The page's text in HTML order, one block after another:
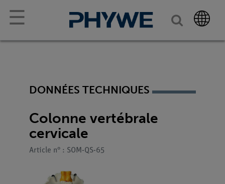
☰
DONNÉES TECHNIQUES
Colonne vertébrale
cervicale
Article n° : SOM-QS-65